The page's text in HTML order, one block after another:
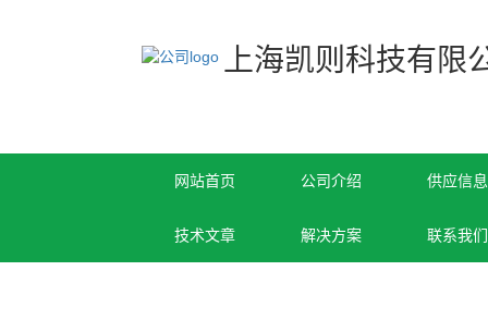
上海凯则科技有限
网站首页 公司介绍 供应信息
技术文章 解决方案 联系我们